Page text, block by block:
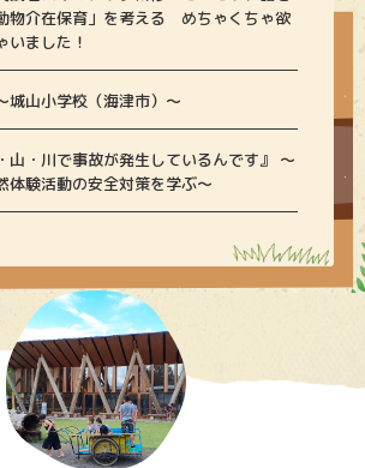
物介在保育」を考える めちゃくちゃ欲
いました！
山小学校（海津市）〜
山・川で事故が発生しているんです』 〜
験活動の安全対策を学ぶ〜